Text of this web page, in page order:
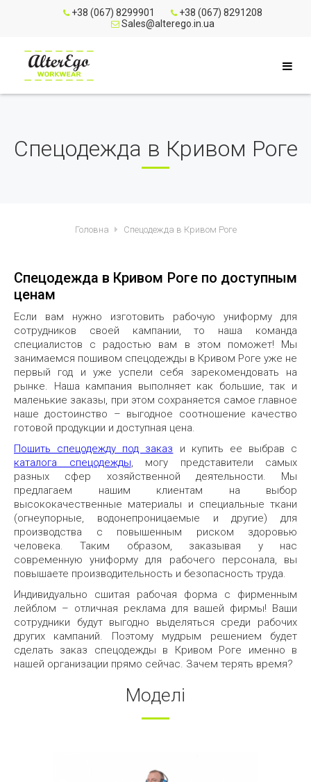
+38 (067) 8299901
+38 (067) 8291208
Sales@alterego.in.ua
Спецодежда в Кривом Роге
Головна Спецодежда в Кривом Роге
Спецодежда в Кривом Роге по доступным
ценам
Если вам нужно изготовить рабочую униформу для
сотрудников своей кампании, то наша команда
специалистов с радостью вам в этом поможет! Мы
занимаемся пошивом спецодежды в Кривом Роге уже не
первый год и уже успели себя зарекомендовать на
рынке. Наша кампания выполняет как большие, так и
маленькие заказы, при этом сохраняется самое главное
наше достоинство – выгодное соотношение качество
готовой продукции и доступная цена.
Пошить спецодежду под заказ и купить ее выбрав с
каталога спецодежды, могу представители самых
разных сфер хозяйственной деятельности. Мы
предлагаем нашим клиентам на выбор
высококачественные материалы и специальные ткани
(огнеупорные, водонепроницаемые и другие) для
производства с повышенным риском здоровью
человека. Таким образом, заказывая у нас
современную униформу для рабочего персонала, вы
повышаете производительность и безопасность труда.
Индивидуально сшитая рабочая форма с фирменным
лейблом – отличная реклама для вашей фирмы! Ваши
сотрудники будут выгодно выделяться среди рабочих
других кампаний. Поэтому мудрым решением будет
сделать заказ спецодежды в Кривом Роге именно в
нашей организации прямо сейчас. Зачем терять время?
Моделі